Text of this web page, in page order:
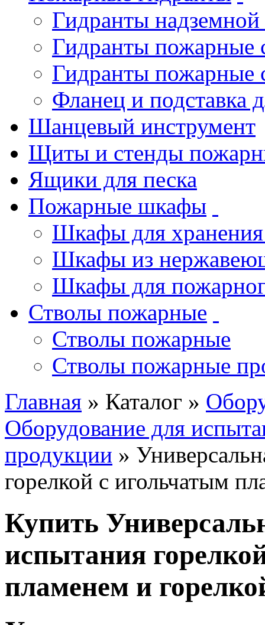
Гидранты
Гидранты пожарные
Гидранты пожарные
Фланец и подставка
Шанцевый инструмент
Щиты и стенды
Ящики для песка
Пожарные шкафы
Шкафы для хранения
Шкафы из
Шкафы для
Стволы пожарные
Стволы пожарные
Стволы пожарные
Главная » Каталог »
Оборудование для
продукции »
горелкой с игольчатым
Купить
испытания
пламенем и